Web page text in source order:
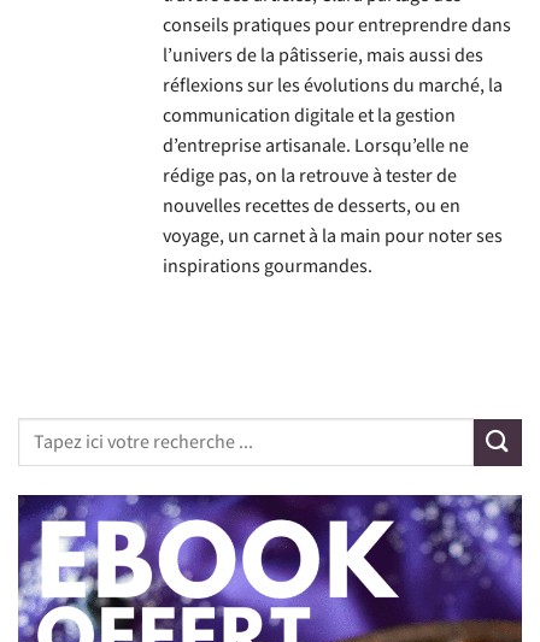
conseils pratiques pour entreprendre dans
l’univers de la pâtisserie, mais aussi des
réflexions sur les évolutions du marché, la
communication digitale et la gestion
d’entreprise artisanale. Lorsqu’elle ne
rédige pas, on la retrouve à tester de
nouvelles recettes de desserts, ou en
voyage, un carnet à la main pour noter ses
inspirations gourmandes.